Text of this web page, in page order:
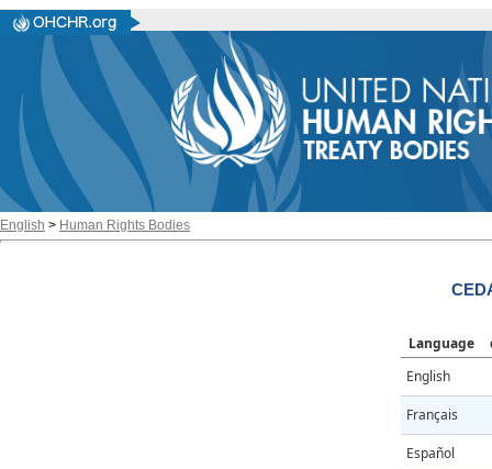
English > Human Rights Bodies
Language
English
Français
Español